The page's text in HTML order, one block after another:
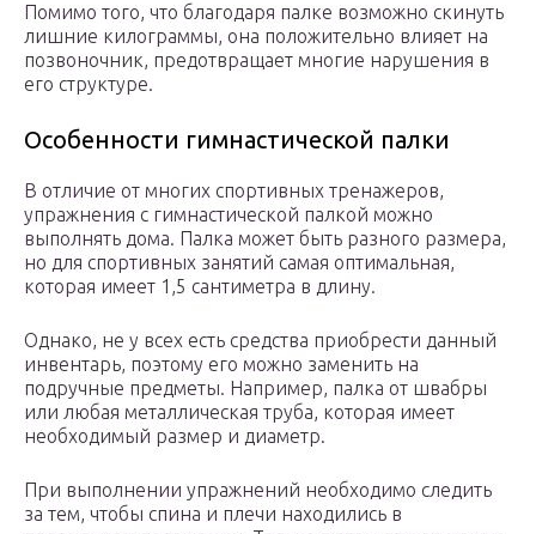
Помимо того, что благодаря палке возможно скинуть
лишние килограммы, она положительно влияет на
позвоночник, предотвращает многие нарушения в
его структуре.
Особенности гимнастической палки
В отличие от многих спортивных тренажеров,
упражнения с гимнастической палкой можно
выполнять дома. Палка может быть разного размера,
но для спортивных занятий самая оптимальная,
которая имеет 1,5 сантиметра в длину.
Однако, не у всех есть средства приобрести данный
инвентарь, поэтому его можно заменить на
подручные предметы. Например, палка от швабры
или любая металлическая труба, которая имеет
необходимый размер и диаметр.
При выполнении упражнений необходимо следить
за тем, чтобы спина и плечи находились в